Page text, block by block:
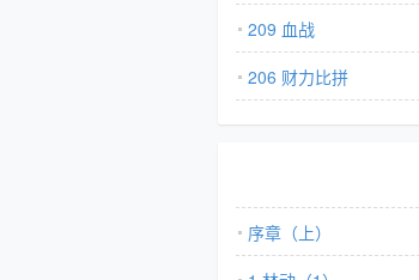
209 血战
206 财力比拼
序章（上）